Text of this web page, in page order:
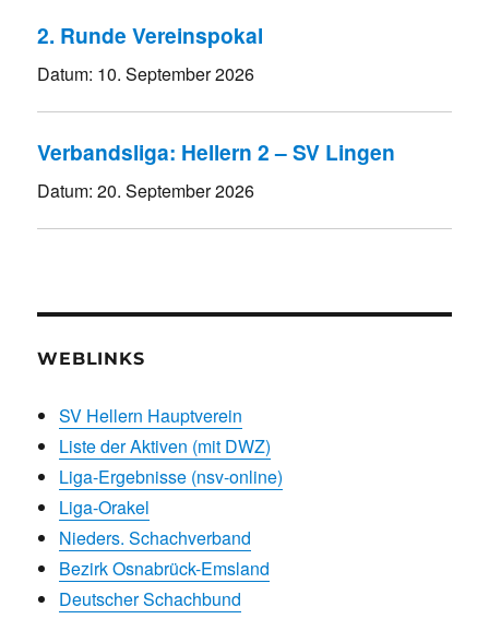
2. Runde Vereinspokal
Datum: 10. September 2026
Verbandsliga: Hellern 2 – SV Lingen
Datum:20. September 2026
WEBLINKS
SV Hellern Hauptverein
Liste der Aktiven (mit DWZ)
Liga-Ergebnisse (nsv-online)
Liga-Orakel
Nieders. Schachverband
Bezirk Osnabrück-Emsland
Deutscher Schachbund